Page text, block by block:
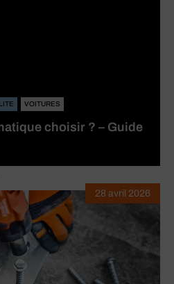
VOITURES
choisir ? – Guide
28 avril 2026